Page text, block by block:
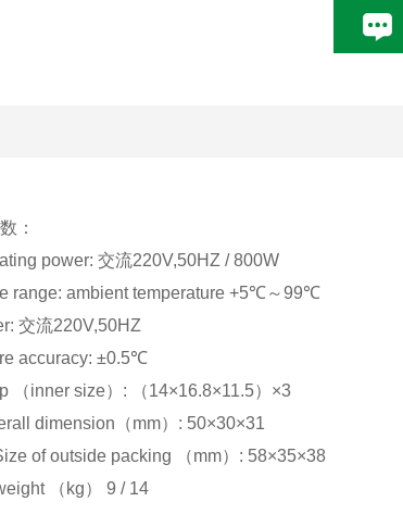
：
power: 交流220V,50HZ / 800W
range: ambient temperature +5℃～99℃
交流220V,50HZ
accuracy: ±0.5℃
（inner size）: （14×16.8×11.5）×3
dimension（mm）: 50×30×31
of outside packing （mm）: 58×35×38
（kg） 9 / 14